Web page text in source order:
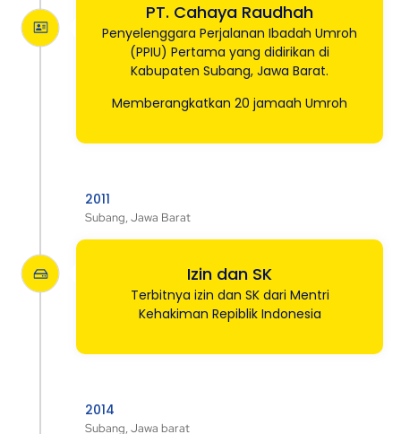
PT. Cahaya Raudhah
Penyelenggara Perjalanan Ibadah Umroh
(PPIU) Pertama yang didirikan di
Kabupaten Subang, Jawa Barat.
Memberangkatkan 20 jamaah Umroh
2011
Subang, Jawa Barat
Izin dan SK
Terbitnya izin dan SK dari Mentri
Kehakiman Repiblik Indonesia
2014
Subang, Jawa barat